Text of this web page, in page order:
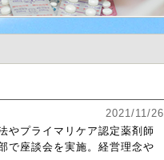
2021/11/26
やプライマリケア認定薬剤師
で座談会を実施。経営理念や